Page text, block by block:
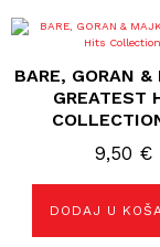
BARE, GORAN &
GREATEST
9,50 €
DODAJ U